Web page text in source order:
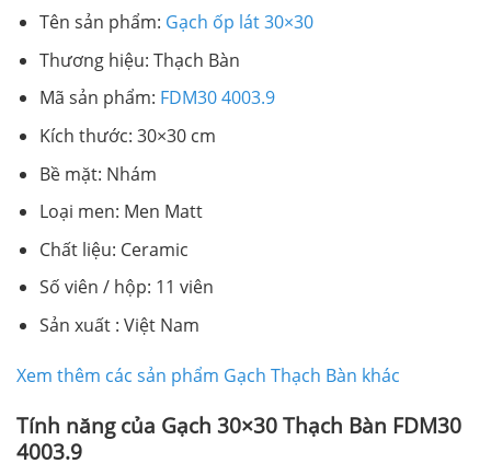
Tên sản phẩm: Gạch ốp lát 30×30
Thương hiệu: Thạch Bàn
Mã sản phẩm: FDM30 4003.9
Kích thước: 30×30 cm
Bề mặt: Nhám
Loại men: Men Matt
Chất liệu: Ceramic
Số viên / hộp: 11 viên
Sản xuất : Việt Nam
Xem thêm các sản phẩm Gạch Thạch Bàn khác
Tính năng của Gạch 30×30 Thạch Bàn FDM30
4003.9